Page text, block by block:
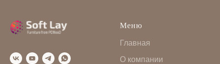
Меню
Главная
О компании